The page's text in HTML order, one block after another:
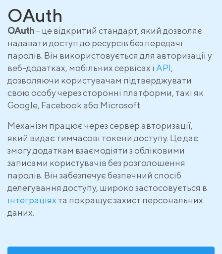
OAuth
OAuth– це відкритий стандарт, який дозволяє
надавати доступ до ресурсів без передачі
паролів. Він використовується для авторизації у
веб-додатках, мобільних сервісах і API,
дозволяючи користувачам підтверджувати
свою особу через сторонні платформи, такі як
Google, Facebook або Microsoft.
Механізм працює через сервер авторизації,
який видає тимчасові токени доступу. Це дає
змогу додаткам взаємодіяти з обліковими
записами користувачів без розголошення
паролів. Він забезпечує безпечний спосіб
делегування доступу, широко застосовується в
інтеграціях та покращує захист персональних
даних.